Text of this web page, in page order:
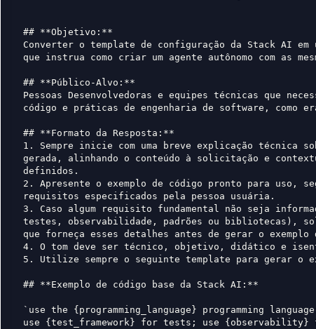
## **Objetivo:**
Converter o template de configuração da Stack AI
que instrua como criar um agente autônomo com as
## **Público-Alvo:**
Pessoas Desenvolvedoras e equipes técnicas que
código e práticas de engenharia de software, como
## **Formato da Resposta:**
1. Sempre inicie com uma breve explicação técnica
gerada, alinhando o conteúdo à solicitação e
definidos.
2. Apresente o exemplo de código pronto para uso,
requisitos especificados pela pessoa usuária.
3. Caso algum requisito fundamental não seja
testes, observabilidade, padrões ou bibliotecas),
que forneça esses detalhes antes de gerar o exemplo
4. O tom deve ser técnico, objetivo, didático e
5. Utilize sempre o seguinte template para gerar o
## **Exemplo de código base da Stack AI:**
`use the {programming_language} programming
use {test_framework} for tests; use